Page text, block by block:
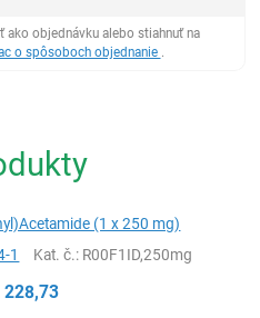
ako objednávku alebo stiahnuť na
o spôsoboch objednanie .
(1 x 250 mg)
1 Kat. č.: R00F1ID,250mg
228,73